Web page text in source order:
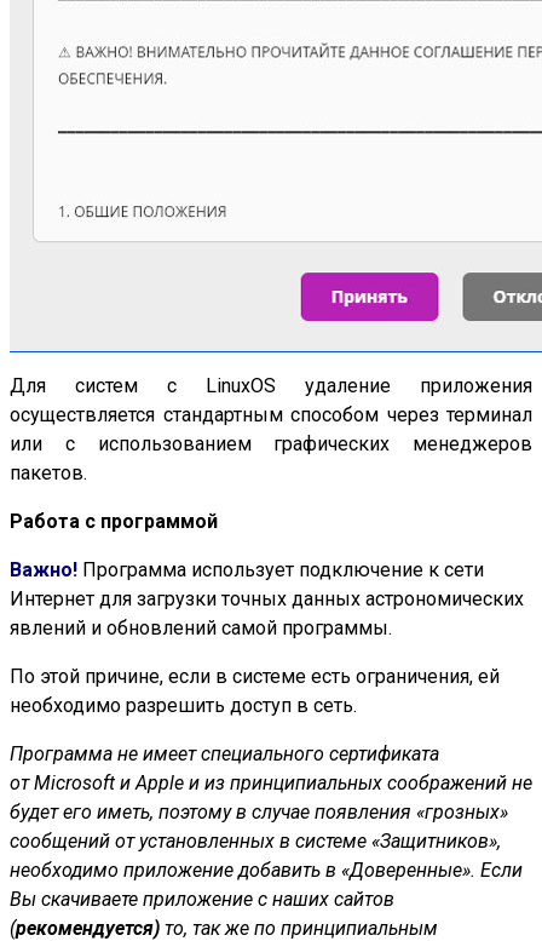
Для систем с LinuxOS удаление приложения
осуществляется стандартным способом через терминал
или с использованием графических менеджеров
пакетов.
Работа с программой
Важно! Программа использует подключение к сети
Интернет для загрузки точных данных астрономических
явлений и обновлений самой программы.
По этой причине, если в системе есть ограничения, ей
необходимо разрешить доступ в сеть.
Программа не имеет специального сертификата
отMicrosoft и Apple и из принципиальных соображений не
будет его иметь, поэтому в случае появления «грозных»
сообщений от установленных в системе «Защитников»,
необходимо приложение добавить в «Доверенные». Если
Вы скачиваете приложение с наших сайтов
(рекомендуется) то, так же по принципиальным